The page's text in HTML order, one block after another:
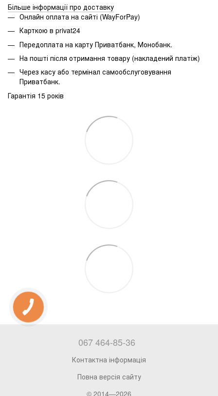
Більше інформації про доставку
Онлайн оплата на сайті (WayForPay)
Карткою в privat24
Передоплата на карту Приватбанк, Монобанк.
На пошті після отримання товару (накладений платіж)
Через касу або термінал самообслуговування
Приватбанк.
Гарантія 15 років
067 464-85-36
Контактна інформація
Повна версія сайту
© 2014—2026